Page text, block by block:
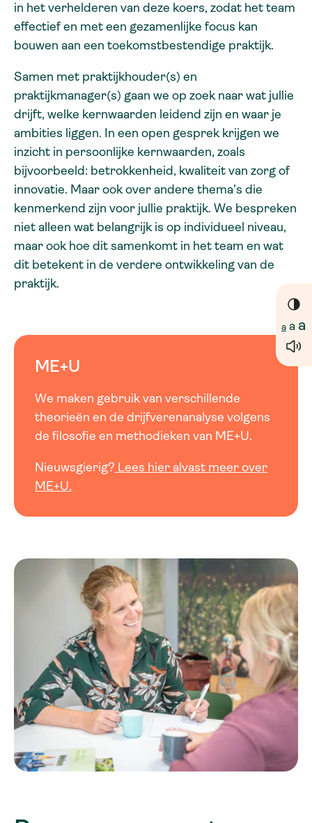
a a a
in het verhelderen van deze koers, zodat het team
effectief en met een gezamenlijke focus kan
bouwen aan een toekomstbestendige praktijk.
Samen met praktijkhouder(s) en
praktijkmanager(s) gaan we op zoek naar wat jullie
drijft, welke kernwaarden leidend zijn en waar je
ambities liggen. In een open gesprek krijgen we
inzicht in persoonlijke kernwaarden, zoals
bijvoorbeeld: betrokkenheid, kwaliteit van zorg of
innovatie. Maar ook over andere thema’s die
kenmerkend zijn voor jullie praktijk. We bespreken
niet alleen wat belangrijk is op individueel niveau,
maar ook hoe dit samenkomt in het team en wat
dit betekent in de verdere ontwikkeling van de
praktijk.
ME+U
We maken gebruik van verschillende
theorieën en de drijfverenanalyse volgens
de filosofie en methodieken van ME+U.
Nieuwsgierig? Lees hier alvast meer over
ME+U.